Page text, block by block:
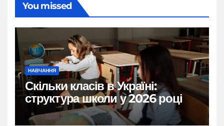
You missed
НАВЧАННЯ
Скільки класів в Україні:
структура школи у 2026 році